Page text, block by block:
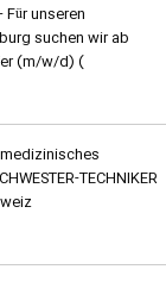
unseren
suchen wir ab
(m/w/d) (
TECHNIKER